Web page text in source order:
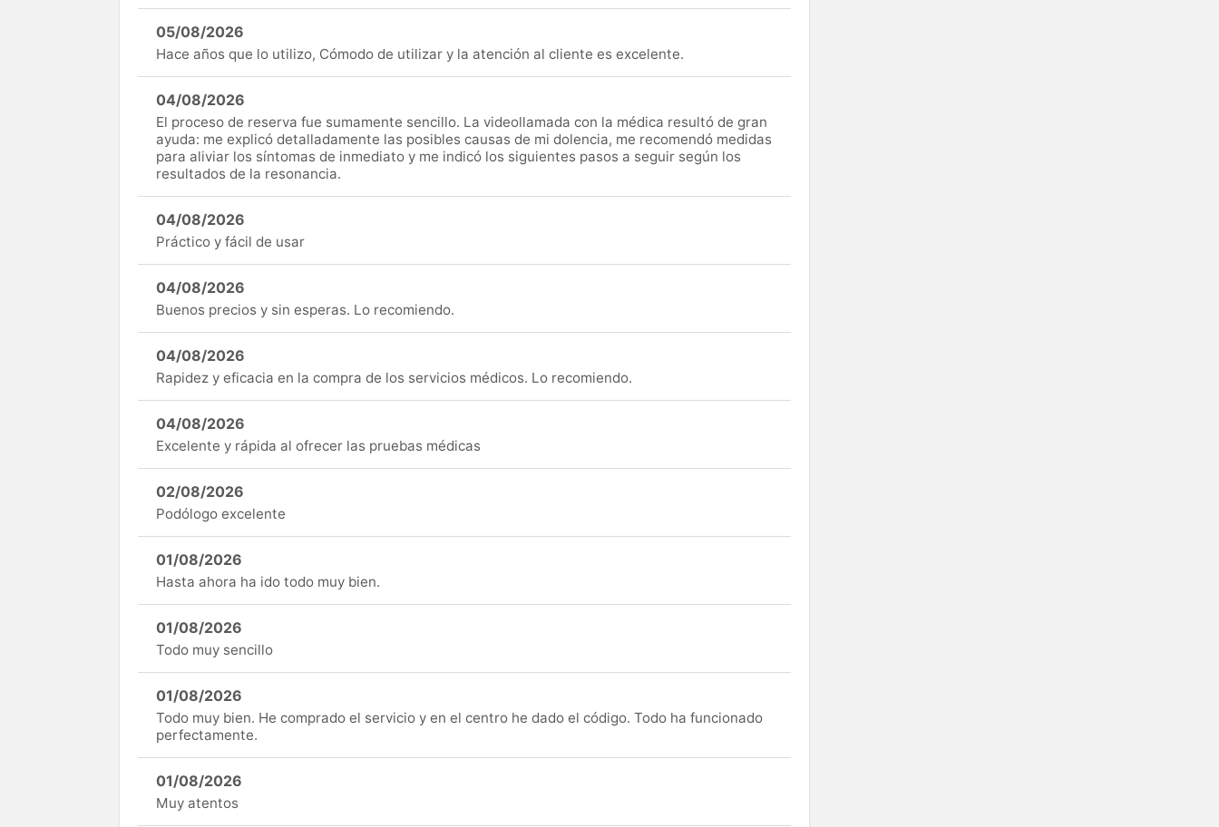
05/08/2026
Hace años que lo utilizo, Cómodo de utilizar y la atención al cliente es excelente.
04/08/2026
El proceso de reserva fue sumamente sencillo. La videollamada con la médica resultó de gran
ayuda: me explicó detalladamente las posibles causas de mi dolencia, me recomendó medidas
para aliviar los síntomas de inmediato y me indicó los siguientes pasos a seguir según los
resultados de la resonancia.
04/08/2026
Práctico y fácil de usar
04/08/2026
Buenos precios y sin esperas. Lo recomiendo.
04/08/2026
Rapidez y eficacia en la compra de los servicios médicos. Lo recomiendo.
04/08/2026
Excelente y rápida al ofrecer las pruebas médicas
02/08/2026
Podólogo excelente
01/08/2026
Hasta ahora ha ido todo muy bien.
01/08/2026
Todo muy sencillo
01/08/2026
Todo muy bien. He comprado el servicio y en el centro he dado el código. Todo ha funcionado
perfectamente.
01/08/2026
Muy atentos